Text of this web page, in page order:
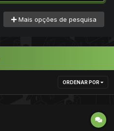
Mais opções de pesquisa
ORDENAR POR